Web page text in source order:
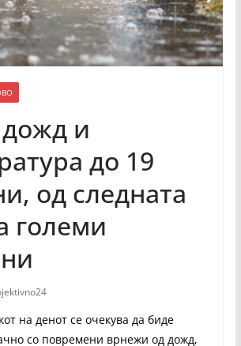
и
до 19
од следната
големи
на денот се очекува да биде
со повремени врнежи од дожд,